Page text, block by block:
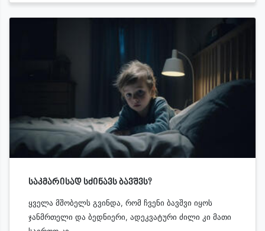
საკმარისად სძინავს ბავშვს?
ყველა მშობელს გვინდა, რომ ჩვენი ბავშვი იყოს
ჯანმრთელი და ბედნიერი, ადეკვატური ძილი კი მათი